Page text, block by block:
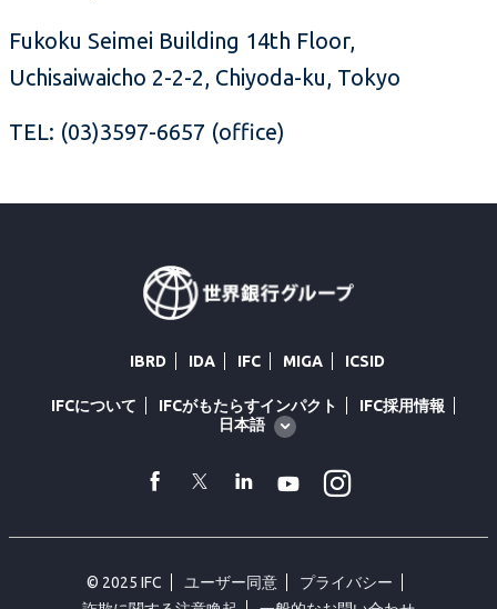
Fukoku Seimei Building 14th Floor,
Uchisaiwaicho 2-2-2, Chiyoda-ku, Tokyo
TEL: (03)3597-6657 (office)
IBRD IDA IFC MIGA ICSID
IFCについて IFCがもたらすインパクト
IFC採用情報
Global
language
日本語
facebook
TwitterLinkedin
Youtube
© 2025 IFC ユーザー同意
プライバシー